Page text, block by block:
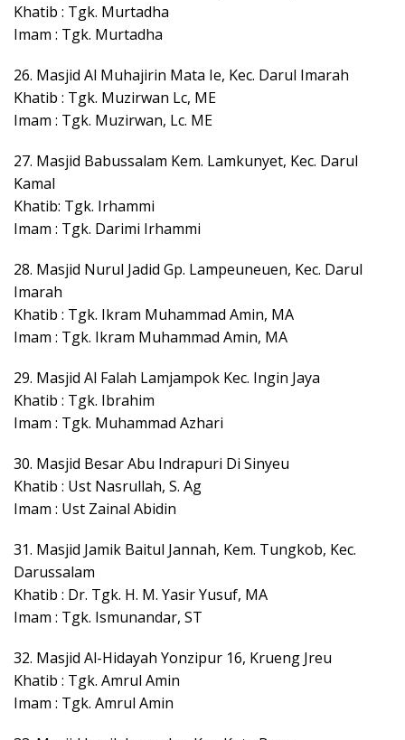
Khatib : Tgk. Murtadha
Imam : Tgk. Murtadha
26. Masjid Al Muhajirin Mata Ie, Kec. Darul Imarah
Khatib : Tgk. Muzirwan Lc, ME
Imam : Tgk. Muzirwan, Lc. ME
27. Masjid Babussalam Kem. Lamkunyet, Kec. Darul
Kamal
Khatib: Tgk. Irhammi
Imam : Tgk. Darimi Irhammi
28. Masjid Nurul Jadid Gp. Lampeuneuen, Kec. Darul
Imarah
Khatib : Tgk. Ikram Muhammad Amin, MA
Imam : Tgk. Ikram Muhammad Amin, MA
29. Masjid Al Falah Lamjampok Kec. Ingin Jaya
Khatib : Tgk. Ibrahim
Imam : Tgk. Muhammad Azhari
30. Masjid Besar Abu Indrapuri Di Sinyeu
Khatib : Ust Nasrullah, S. Ag
Imam : Ust Zainal Abidin
31. Masjid Jamik Baitul Jannah, Kem. Tungkob, Kec.
Darussalam
Khatib : Dr. Tgk. H. M. Yasir Yusuf, MA
Imam : Tgk. Ismunandar, ST
32. Masjid Al-Hidayah Yonzipur 16, Krueng Jreu
Khatib : Tgk. Amrul Amin
Imam : Tgk. Amrul Amin